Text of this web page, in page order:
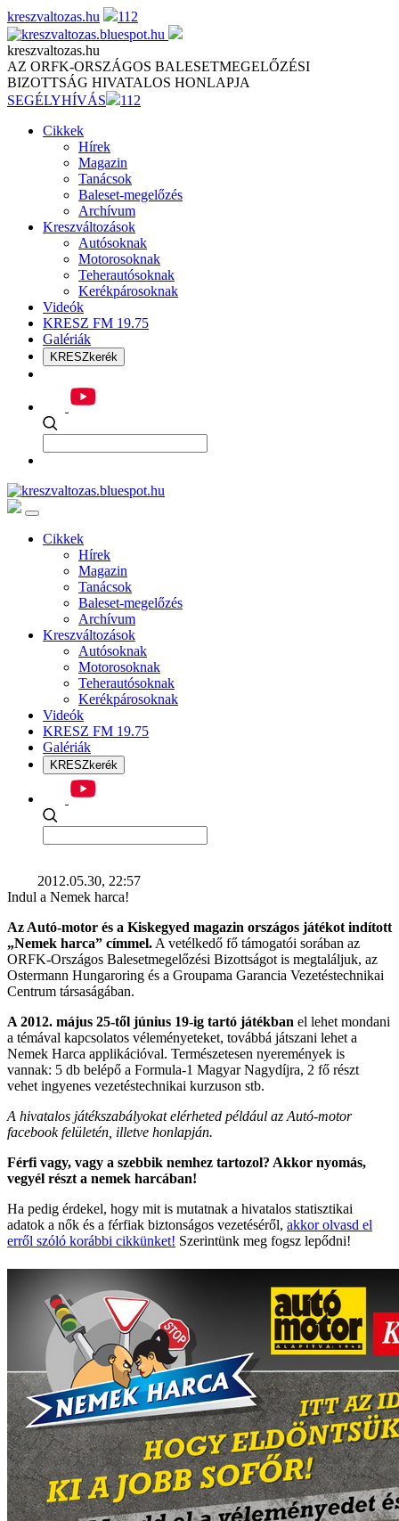
Skip
to
content
kreszvaltozas.hu 112
kreszvaltozas.hu
AZ ORFK-ORSZÁGOS BALESETMEGELŐZÉSI
BIZOTTSÁG HIVATALOS HONLAPJA
SEGÉLYHÍVÁS
112
Cikkek
Hírek
Magazin
Tanácsok
Baleset-megelőzés
Archívum
Kreszváltozások
Autósoknak
Motorosoknak
Teherautósoknak
Kerékpárosoknak
Videók
KRESZ FM 19.75
Galériák
KRESZkerék
Cikkek
Hírek
Magazin
Tanácsok
Baleset-megelőzés
Archívum
Kreszváltozások
Autósoknak
Motorosoknak
Teherautósoknak
Kerékpárosoknak
Videók
KRESZ FM 19.75
Galériák
KRESZkerék
2012.05.30, 22:57
Indul a Nemek harca!
Az Autó-motor és a Kiskegyed magazin országos játékot indított
„Nemek harca” címmel. A vetélkedő fő támogatói sorában az
ORFK-Országos Balesetmegelőzési Bizottságot is megtaláljuk, az
Ostermann Hungaroring és a Groupama Garancia Vezetéstechnikai
Centrum társaságában.
A 2012. május 25-től június 19-ig tartó játékban el lehet mondani
a témával kapcsolatos véleményeteket, továbbá játszani lehet a
Nemek Harca applikációval. Természetesen nyeremények is
vannak: 5 db belépő a Formula-1 Magyar Nagydíjra, 2 fő részt
vehet ingyenes vezetéstechnikai kurzuson stb.
A hivatalos játékszabályokat elérheted például az Autó-motor
facebook felületén, illetve honlapján.
Férfi vagy, vagy a szebbik nemhez tartozol? Akkor nyomás,
vegyél részt a nemek harcában!
Ha pedig érdekel, hogy mit is mutatnak a hivatalos statisztikai
adatok a nők és a férfiak biztonságos vezetéséről, akkor olvasd el
erről szóló korábbi cikkünket! Szerintünk meg fogsz lepődni!